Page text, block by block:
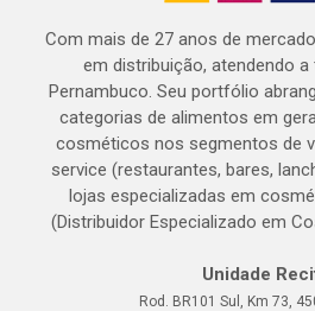
Com mais de 27 anos de
em distribuição, atendendo
Pernambuco. Seu portfólio
categorias de alimentos em
cosméticos nos segmentos de
service (restaurantes, bares,
lojas especializadas em
(Distribuidor Especializado em
Unidade
Rod. BR101 Sul, Km 73,